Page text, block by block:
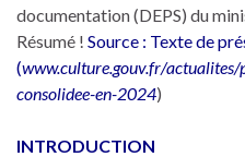
documentation (DEPS) du
Résumé ! Source : Texte de
(www.culture.gouv.fr/
consolidee-en-2024)
INTRODUCTION